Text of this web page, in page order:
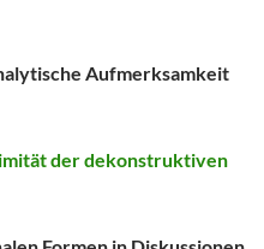
Aufmerksamkeit
der dekonstruktiven